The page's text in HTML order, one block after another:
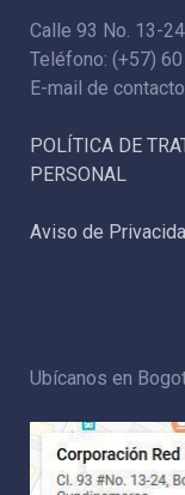
Calle 93 No. 13-
Teléfono: (+57)
E-mail de
POLÍTICA DE
PERSONAL
Aviso de
Ubícanos en